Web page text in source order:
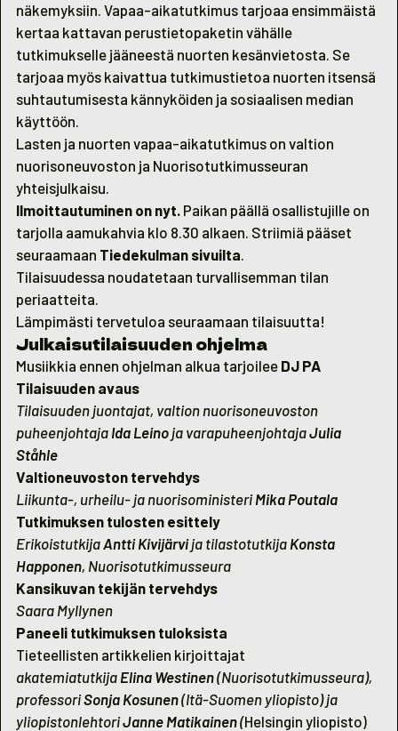
näkemyksiin. Vapaa-aikatutkimus tarjoaa ensimmäistä
kertaa kattavan perustietopaketin vähälle
tutkimukselle jääneestä nuorten kesänvietosta. Se
tarjoaa myös kaivattua tutkimustietoa nuorten itsensä
suhtautumisesta kännyköiden ja sosiaalisen median
käyttöön.
Lasten ja nuorten vapaa-aikatutkimus on valtion
nuorisoneuvoston ja Nuorisotutkimusseuran
yhteisjulkaisu.
Ilmoittautuminen on nyt. Paikan päällä osallistujille on
tarjolla aamukahvia klo 8.30 alkaen. Striimiä pääset
seuraamaan Tiedekulman sivuilta.
Tilaisuudessa noudatetaan turvallisemman tilan
periaatteita.
Lämpimästi tervetuloa seuraamaan tilaisuutta!
Julkaisutilaisuuden ohjelma
Musiikkia ennen ohjelman alkua tarjoilee DJ PA
Tilaisuuden avaus
Tilaisuuden juontajat, valtion nuorisoneuvoston
puheenjohtaja Ida Leino ja varapuheenjohtajaJulia
Ståhle
Valtioneuvoston tervehdys
Liikunta-, urheilu- ja nuorisoministeriMika Poutala
Tutkimuksen tulosten esittely
ErikoistutkijaAntti Kivijärvija tilastotutkija Konsta
Happonen, Nuorisotutkimusseura
Kansikuvan tekijän tervehdys
Saara Myllynen
Paneeli tutkimuksen tuloksista
Tieteellisten artikkelien kirjoittajat
akatemiatutkija Elina Westinen(Nuorisotutkimusseura),
professoriSonja Kosunen(Itä-Suomen yliopisto) ja
yliopistonlehtoriJanne Matikainen(Helsingin yliopisto)